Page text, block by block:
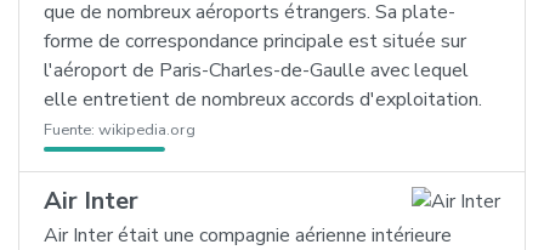
que de nombreux aéroports étrangers. Sa plate-
forme de correspondance principale est située sur
l'aéroport de Paris-Charles-de-Gaulle avec lequel
elle entretient de nombreux accords d'exploitation.
Fuente: wikipedia.org
Air Inter
Air Inter était une compagnie aérienne intérieure